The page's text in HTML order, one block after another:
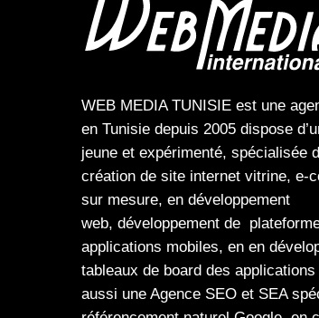
WEB MEDIA TUNISIE est une
en Tunisie depuis 2005 dispose
jeune et expérimenté, spécialisée
création de site internet vitrine, e-
sur mesure, en développement
web, développement de
applications mobiles, en en
tableaux de board des applications
aussi une Agence SEO et SEA